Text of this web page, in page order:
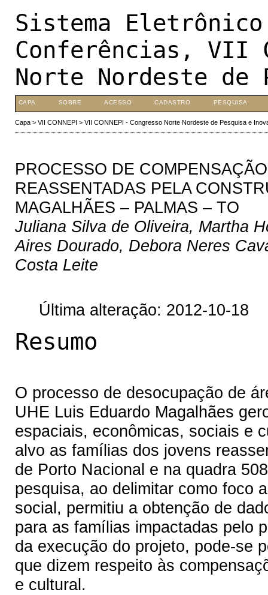
Sistema
Conferências, VII
Norte Nordeste de
CAPA SOBRE ACESSO CADASTRO PESQUISA
Capa> VII CONNEPI > VII CONNEPI - Congresso Norte Nordeste de Pesquisa e
PROCESSO DE
REASSENTADAS PELA
MAGALHÃES – PALMAS – TO
Juliana Silva de Oliveira, Martha
Aires Dourado, Debora Neres
Costa Leite
Última alteração: 2012-10-18
Resumo
O processo de desocupação de
UHE Luis Eduardo Magalhães
espaciais, econômicas, sociais e
alvo as famílias dos jovens
de Porto Nacional e na quadra
pesquisa, ao delimitar como foco
social, permitiu a obtenção de
para as famílias impactadas pelo
da execução do projeto, pode-se
que dizem respeito às
e cultural.